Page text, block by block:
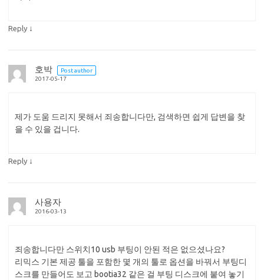
Reply ↓
호박
Post author
2017-05-17
제가 도움 드리지 못해서 죄송합니다만, 검색하면 쉽게 답변을 찾
을 수 있을 겁니다.
Reply ↓
사용자
2016-03-13
죄송합니다만 스위치10 usb 부팅이 안된 적은 없으셨나요?
리믹스 기본 제공 툴을 포함한 몇 개의 툴로 옵션을 바꿔서 부팅디
스크를 만들어도 보고 bootia32 같은 걸 부팅 디스크에 붙여 놓기